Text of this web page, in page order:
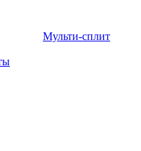
Мульти-сплит